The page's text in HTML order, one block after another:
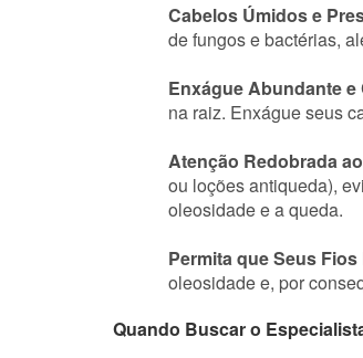
Cabelos Úmidos e
de fungos e bactérias,
Enxágue Abundante
na raiz. Enxágue seus
Atenção Redobrada
ou loções antiqueda),
oleosidade e a queda.
Permita que Seus
oleosidade e, por
Quando Buscar o